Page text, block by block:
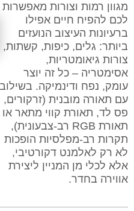
מגוון רמות וצורות מאפשרות
לכם להפיח חיים אפילו
ברעיונות העיצוב הנועזים
ביותר: גלים, כיפות, קשתות,
צורות גיאומטריות,
אסימטריה – כל זה יוצר
עומק, נפח ודינמיקה. בשילוב
עם תאורה מובנית (זרקורים,
פס לד, תאורת קווי מתאר או
תאורת RGB רב-צבעונית),
תקרות רב-מפלסיות הופכות
לא רק לאלמנט דקורטיבי,
אלא לכלי מן המניין ליצירת
אווירה בחדר.